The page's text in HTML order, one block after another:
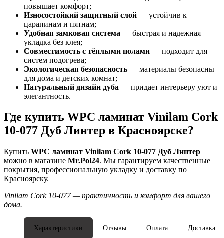
повышает комфорт;
Износостойкий защитный слой — устойчив к
царапинам и пятнам;
Удобная замковая система — быстрая и надежная
укладка без клея;
Совместимость с тёплыми полами — подходит для
систем подогрева;
Экологическая безопасность — материалы безопасны
для дома и детских комнат;
Натуральный дизайн дуба — придает интерьеру уют и
элегантность.
Где купить WPC ламинат Vinilam Cork
10-077 Дуб Линтер в Красноярске?
Купить WPC ламинат Vinilam Cork 10-077 Дуб Линтер
можно в магазине Mr.Pol24. Мы гарантируем качественные
покрытия, профессиональную укладку и доставку по
Красноярску.
Vinilam Cork 10-077 — практичность и комфорт для вашего
дома.
Характеристики Отзывы Оплата Доставка